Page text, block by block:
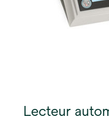
Lecteur